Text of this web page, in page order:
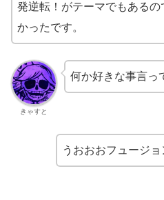
発逆転！がテーマでもあるの
かったです。
きゃすと
何か好きな事言っ
うおおおフュージョ